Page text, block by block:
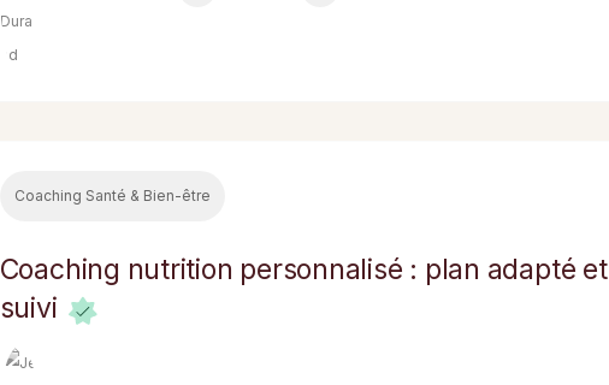
Coaching Santé & Bien-être
Coaching nutrition personnalisé : plan adapté et
suivi